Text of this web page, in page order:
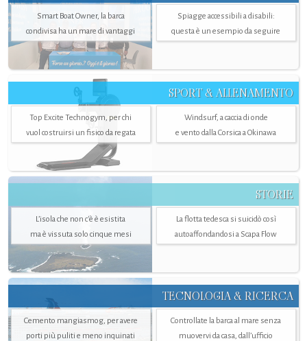
Smart Boat Owner, la barca
condivisa ha un mare di vantaggi
Spiagge accessibili a disabili:
questa è un esempio da seguire
SPORT & ALLENAMENTO
Top Excite Technogym, per chi
vuol costruirsi un fisico da regata
Windsurf, a caccia di onde
e vento dalla Corsica a Okinawa
STORIE
L’isola che non c'è è esistita
ma è vissuta solo cinque mesi
La flotta tedesca si suicidò così
autoaffondandosi a Scapa Flow
TECNOLOGIA & RICERCA
Cemento mangiasmog, per avere
porti più puliti e meno inquinati
Controllate la barca al mare senza
muovervi da casa, dall’ufficio